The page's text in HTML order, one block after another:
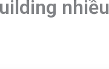
nhiều